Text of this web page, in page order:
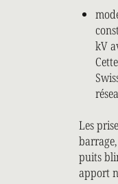
kV
Les
puits
apport